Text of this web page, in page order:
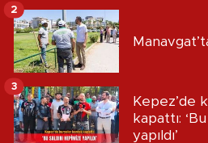
2
Kepez’de
kapattı:
yapıldı’
3